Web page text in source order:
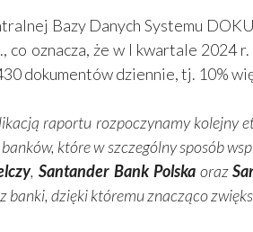
Bazy Danych Systemu
co oznacza, że w I kwartale 2024
dokumentów dziennie, tj. 10%
raportu rozpoczynamy kolejny
które w szczególny sposób
, Santander Bank Polskaoraz
banki, dzięki któremu znacząco